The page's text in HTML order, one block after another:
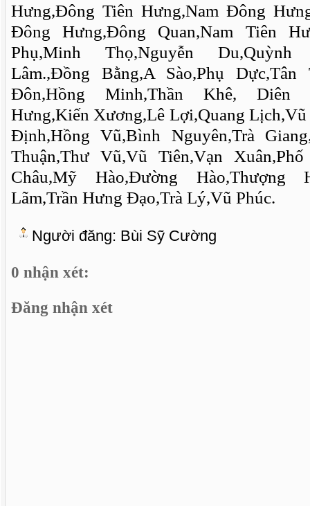
Hưng,Đông Tiên Hưng,Nam Đông
Đông Hưng,Đông Quan,Nam Tiên
Phụ,Minh Thọ,Nguyễn
Lâm.,Đồng Bằng,A Sào,Phụ
Đôn,Hồng Minh,Thần Khê, Diên
Hưng,Kiến Xương,Lê Lợi,Quang
Định,Hồng Vũ,Bình Nguyên,Trà
Thuận,Thư Vũ,Vũ Tiên,Vạn
Châu,Mỹ Hào,Đường Hào,Thượng
Lãm,Trần Hưng Đạo,Trà Lý,Vũ Phúc.
Người đăng: Bùi Sỹ Cường
0 nhận xét:
Đăng nhận xét